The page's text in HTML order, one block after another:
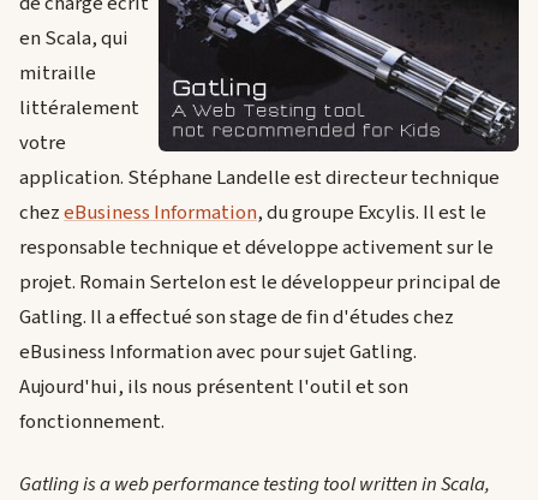
en Scala, qui
mitraille
littéralement
votre
application. Stéphane Landelle est directeur technique
chezeBusiness Information, du groupe Excylis. Il est le
responsable technique et développe activement sur le
projet. Romain Sertelon est le développeur principal de
Gatling. Il a effectué son stage de fin d'études chez
eBusiness Information avec pour sujet Gatling.
Aujourd'hui, ils nous présentent l'outil et son
fonctionnement.
Gatling is a web performance testing tool written in Scala,